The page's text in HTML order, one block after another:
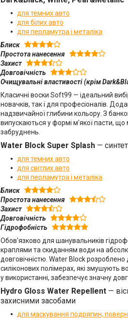
для темних авто
для білих авто
для перламутра і металіка
Блиск
Простота нанесення
Захист
Довговічність
Очищувальні властивості (крім
Класичні воски Soft99 — ідеальний
новачків, так і для професіоналів.
надзвичайної глибини кольору. З
випускаються у формі м'якої пасти, що
забруднень.
Water Block Super Splash —
для темних авто
для світлих авто
для перламутра і металіка
Блиск
Простота нанесення
Захист
Довговічність
Гідрофобність
Обов'язково для шанувальників
краплями та скиданням води на
довговічністю. Water Block
силіконових полімерах, які змушують
у використанні, забезпечує значну
Hydro Gloss Water Repellent —
захисними засобами
для маскування подряпин,